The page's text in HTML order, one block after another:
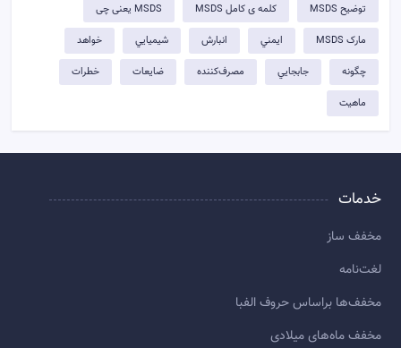
توضيح MSDS کلمه ی کامل MSDS MSDS یعنی چی
مارک MSDS ايمني انبارش شيميايي خواهد
چگونه جابجايي مصرف‌کننده ضايعات خطرات
ماهيت
خدمات
مخفف ساز
لغت‌نامه
مخفف‌ها براساس حروف الفبا
مخفف ماه‌های میلادی